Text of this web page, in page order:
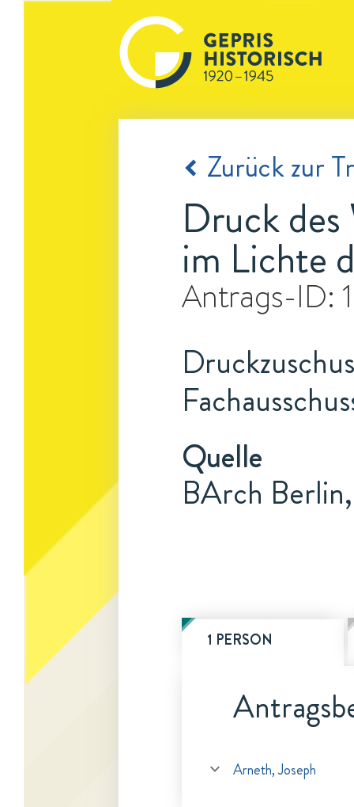
Zurück zur
Druck
im Lichte
Antrags-ID:
Quelle
BArch
1 PERSON
Arneth, Joseph